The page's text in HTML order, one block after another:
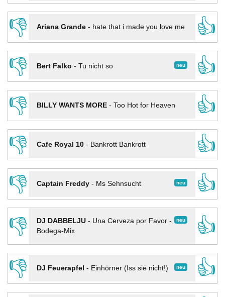
👎
Ariana Grande- hate that i made you love me
👍
👎
neu
Bert Falko - Tu nicht so
👍
👎
BILLY WANTS MORE- Too Hot for Heaven
👍
👎
Cafe Royal 10- Bankrott Bankrott
👍
👎
neu
Captain Freddy- Ms Sehnsucht
👍
👎
neu
DJ DABBELJU- Una Cerveza por Favor -
Bodega-Mix
👍
👎
neu
DJ Feuerapfel - Einhörner (Iss sie nicht!)
👍